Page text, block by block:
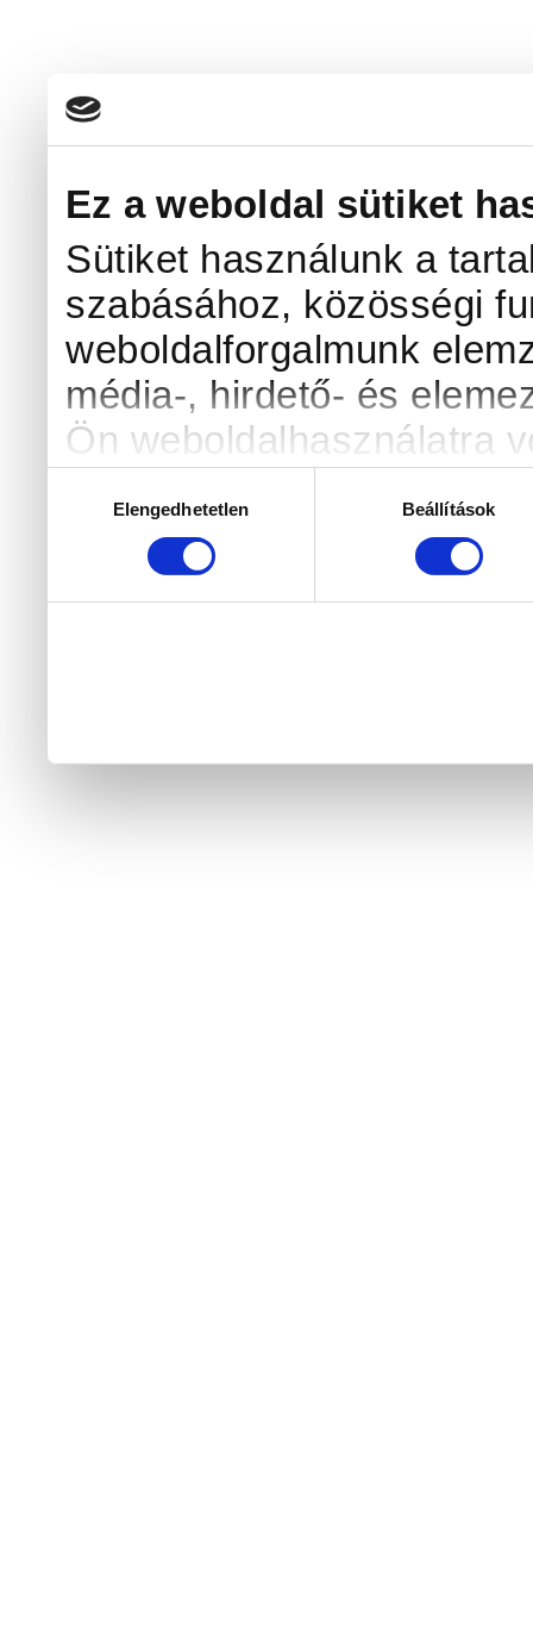
Ez a weboldal sütiket
Sütiket használunk a
szabásához, közösségi
weboldalforgalmunk
média-, hirdető- és
Ön weboldalhasználatra
amelyeket Ön adott meg
használt más
kiválasztásaElengedhetetlen Beállítások